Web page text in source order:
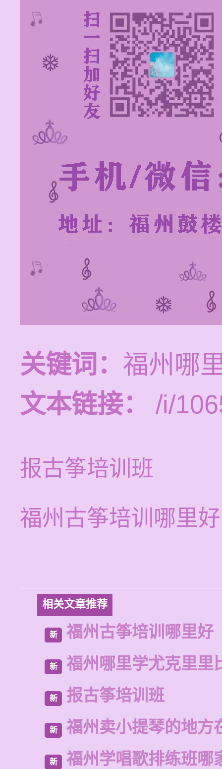
关键词： 福州哪
文本链接：
/i/
报古筝培训班
福州古筝培训哪里好
相关文章推荐
新 福州古筝培训哪里好
新 福州哪里学尤克里里
新 报古筝培训班
新 福州卖小提琴的地方
新 福州学唱歌排练班哪